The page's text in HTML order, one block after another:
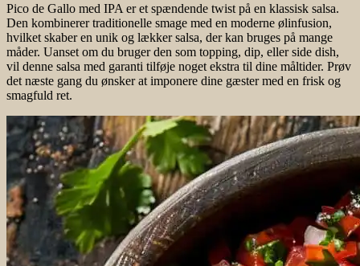
Pico de Gallo med IPA er et spændende twist på en klassisk salsa.
Den kombinerer traditionelle smage med en moderne ølinfusion,
hvilket skaber en unik og lækker salsa, der kan bruges på mange
måder. Uanset om du bruger den som topping, dip, eller side dish,
vil denne salsa med garanti tilføje noget ekstra til dine måltider. Prøv
det næste gang du ønsker at imponere dine gæster med en frisk og
smagfuld ret.